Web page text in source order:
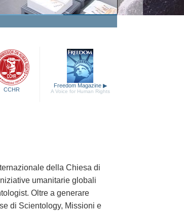
CCHR
Freedom Magazine ▶
A Voice for Human Rights
della Chiesa di
umanitarie globali
Oltre a generare
di Scientology, Missioni e